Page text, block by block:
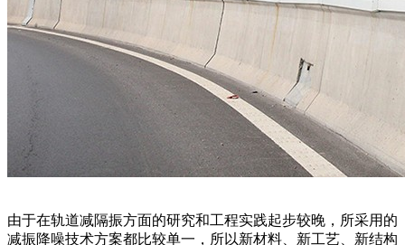
由于在轨道减隔振方面的研究和工程实践起步较晚，所采用的
减振降噪技术方案都比较单一，所以新材料、新工艺、新结构